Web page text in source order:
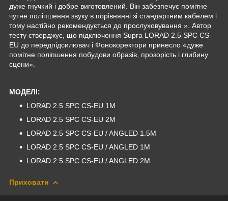
дуже гнучкий і добре виготовлений. Він забезпечує помітне
чутне поліпшення звуку в порівнянні зі стандартним кабелем і
тому настійно рекомендується до прослуховування ». Автор
тесту стверджує, що підключення Supra LORAD 2.5 SPC CS-
EU до передпідсилювач і Фонокоректори принесло «дуже
помітне поліпшення побудови образів, прозорість і глибину
сцени».
МОДЕЛІ:
LORAD 2.5 SPC CS-EU 1M
LORAD 2.5 SPC CS-EU 2M
LORAD 2.5 SPC CS-EU / ANGLED 1.5M
LORAD 2.5 SPC CS-EU / ANGLED 1M
LORAD 2.5 SPC CS-EU / ANGLED 2M
Приховати